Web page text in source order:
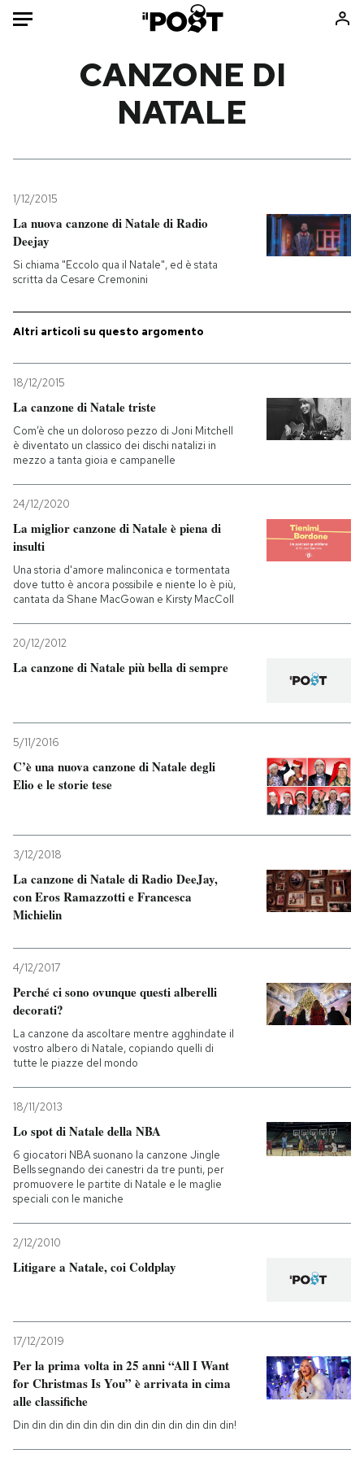
Mondo
Tecnologia
Internet
Cultura
Sport
Libri
Ok Boomer!
NEWSLETTER
I MIEI PREFERITI
AREA PERSONALE
CANZONE DI
NATALE
1/12/2015
La nuova canzone di Natale di Radio
Deejay
Si chiama "Eccolo qua il Natale", ed è stata
scritta da Cesare Cremonini
Altri articoli su questo argomento
18/12/2015
La canzone di Natale triste
Com’è che un doloroso pezzo di Joni Mitchell
è diventato un classico dei dischi natalizi in
mezzo a tanta gioia e campanelle
24/12/2020
La miglior canzone di Natale è piena di
insulti
Una storia d'amore malinconica e tormentata
dove tutto è ancora possibile e niente lo è più,
cantata da Shane MacGowan e Kirsty MacColl
20/12/2012
La canzone di Natale più bella di sempre
5/11/2016
C’è una nuova canzone di Natale degli
Elio e le storie tese
3/12/2018
La canzone di Natale di Radio DeeJay,
con Eros Ramazzotti e Francesca
Michielin
4/12/2017
Perché ci sono ovunque questi alberelli
decorati?
La canzone da ascoltare mentre agghindate il
vostro albero di Natale, copiando quelli di
tutte le piazze del mondo
18/11/2013
Lo spot di Natale della NBA
6 giocatori NBA suonano la canzone Jingle
Bells segnando dei canestri da tre punti, per
promuovere le partite di Natale e le maglie
speciali con le maniche
2/12/2010
Litigare a Natale, coi Coldplay
17/12/2019
Per la prima volta in 25 anni “All I Want
for Christmas Is You” è arrivata in cima
alle classifiche
Din din din din din din din din din din din din din!